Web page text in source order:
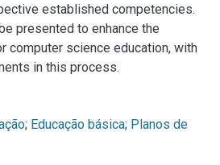
established competencies.
presented to enhance the
computer science education, with
in this process.
; Educação básica; Planos de